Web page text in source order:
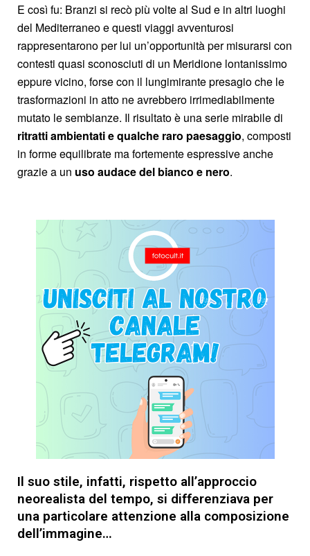
E così fu: Branzi si recò più volte al Sud e in altri luoghi
del Mediterraneo e questi viaggi avventurosi
rappresentarono per lui un’opportunità per misurarsi con
contesti quasi sconosciuti di un Meridione lontanissimo
eppure vicino, forse con il lungimirante presagio che le
trasformazioni in atto ne avrebbero irrimediabilmente
mutato le sembianze. Il risultato è una serie mirabile di
ritratti ambientati e qualche raro paesaggio, composti
in forme equilibrate ma fortemente espressive anche
grazie a un uso audace del bianco e nero.
Il suo stile, infatti, rispetto all’approccio
neorealista del tempo, si differenziava per
una particolare attenzione alla composizione
dell’immagine…